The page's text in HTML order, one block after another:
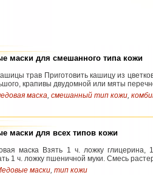
маски для смешанного типа кожи
трав Приготовить кашицу из
крапивы двудомной или мяты
маска, смешанный тип кожи,
маски для всех типов кожи
маска Взять 1 ч. ложку
1 ч. ложку пшеничной муки. Смесь
маски, тип кожи